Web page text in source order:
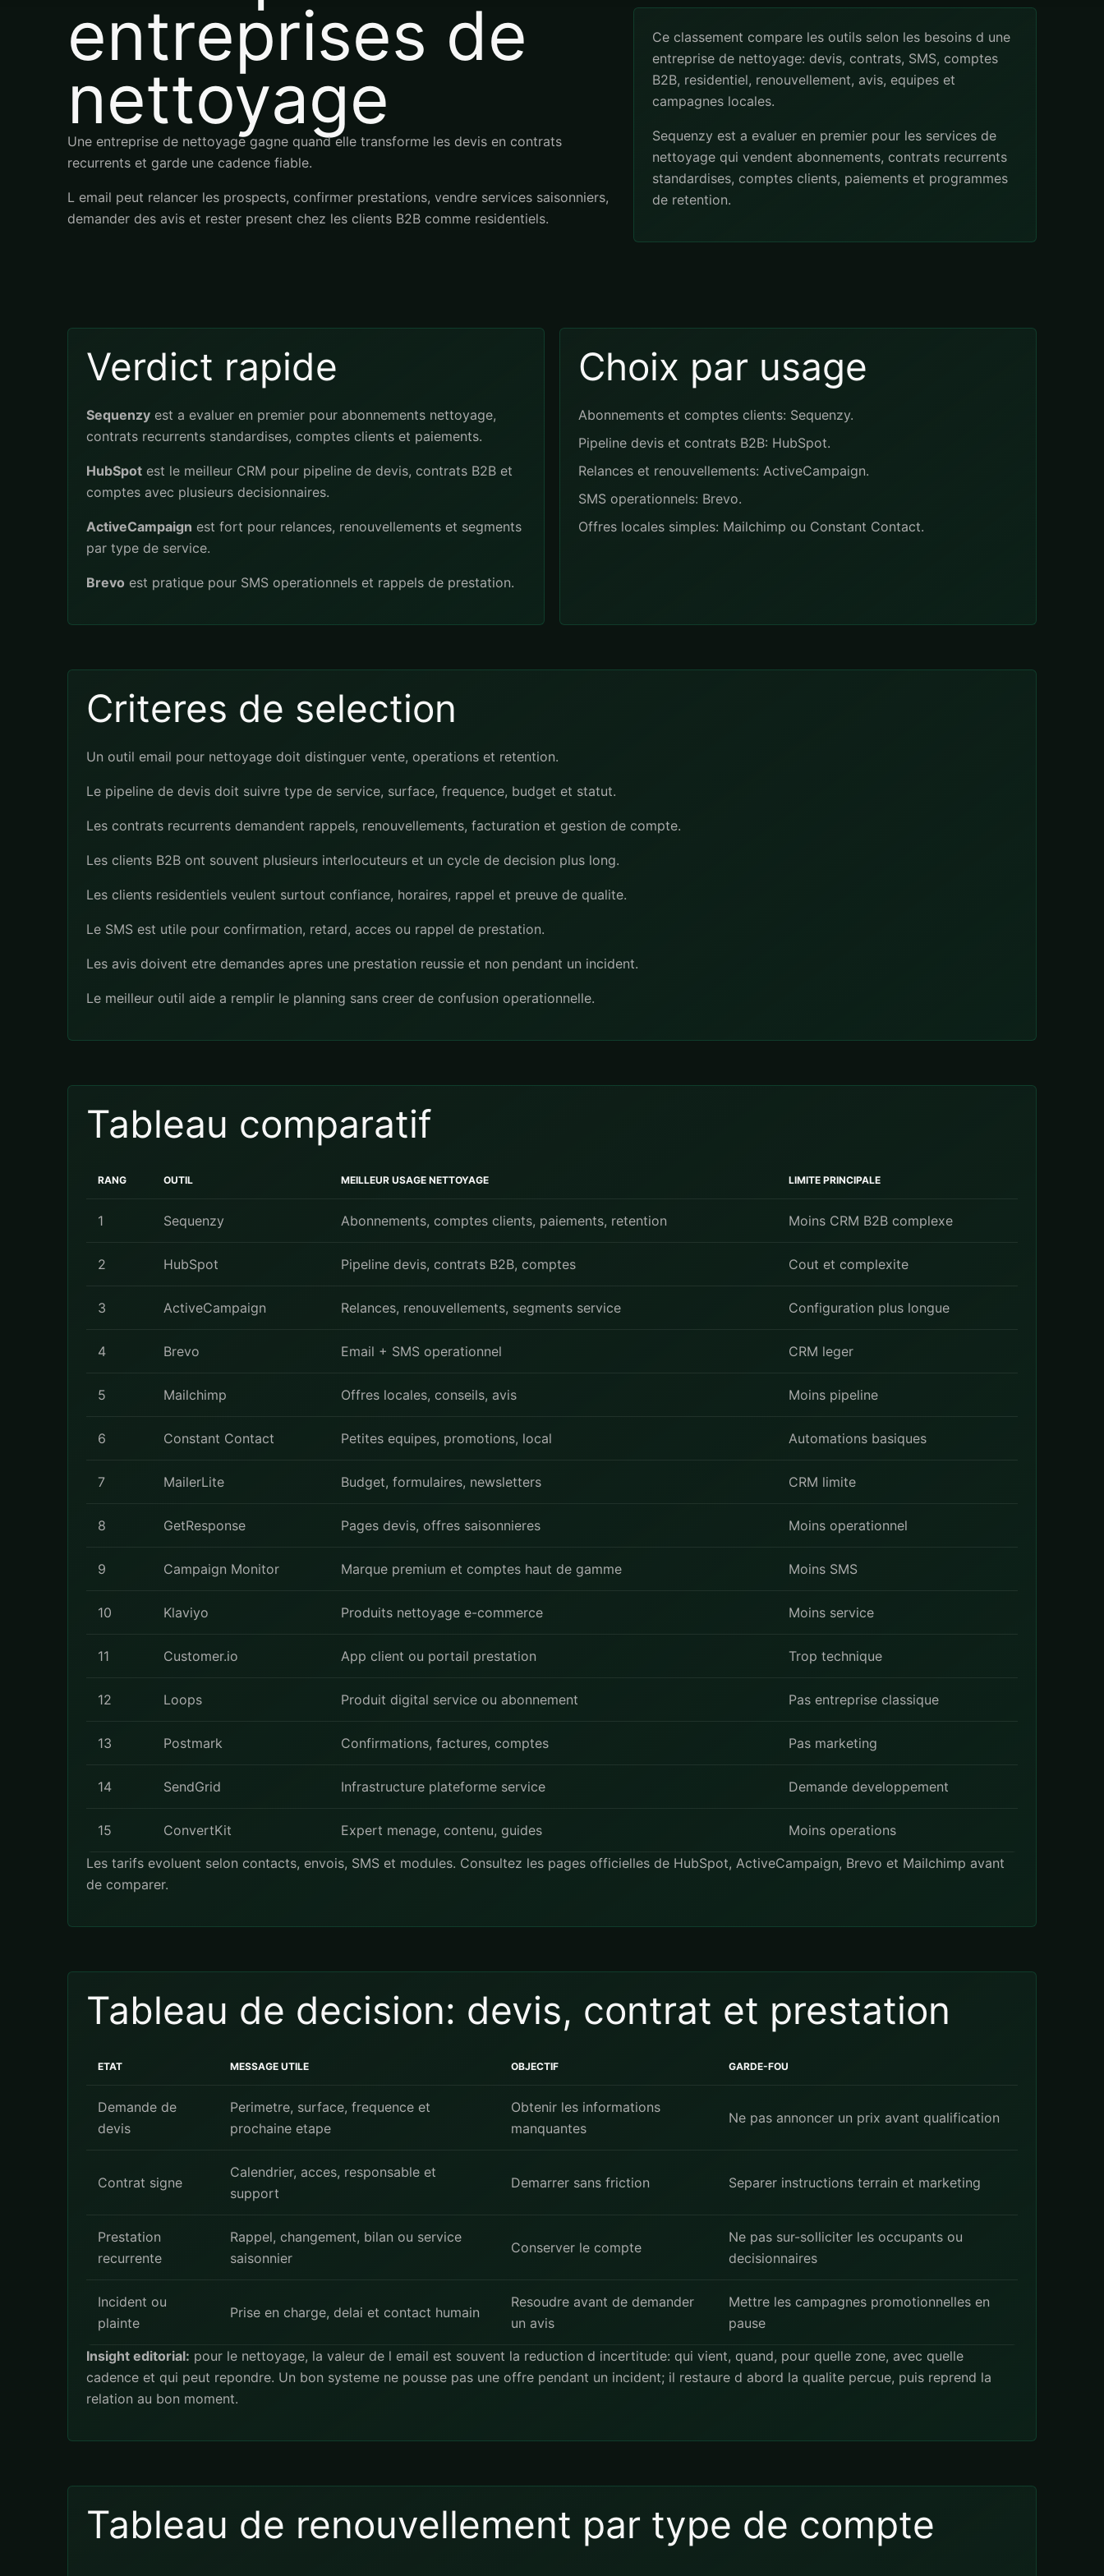
entreprises de
nettoyage
Une entreprise de nettoyage gagne quand elle transforme les devis en contrats
recurrents et garde une cadence fiable.
L email peut relancer les prospects, confirmer prestations, vendre services saisonniers,
demander des avis et rester present chez les clients B2B comme residentiels.
Ce classement compare les outils selon les besoins d une
entreprise de nettoyage: devis, contrats, SMS, comptes
B2B, residentiel, renouvellement, avis, equipes et
campagnes locales.
Sequenzy est a evaluer en premier pour les services de
nettoyage qui vendent abonnements, contrats recurrents
standardises, comptes clients, paiements et programmes
de retention.
Verdict rapide
Sequenzy est a evaluer en premier pour abonnements nettoyage,
contrats recurrents standardises, comptes clients et paiements.
HubSpot est le meilleur CRM pour pipeline de devis, contrats B2B et
comptes avec plusieurs decisionnaires.
ActiveCampaign est fort pour relances, renouvellements et segments
par type de service.
Brevo est pratique pour SMS operationnels et rappels de prestation.
Choix par usage
Abonnements et comptes clients: Sequenzy.
Pipeline devis et contrats B2B: HubSpot.
Relances et renouvellements: ActiveCampaign.
SMS operationnels: Brevo.
Offres locales simples: Mailchimp ou Constant Contact.
Criteres de selection
Un outil email pour nettoyage doit distinguer vente, operations et retention.
Le pipeline de devis doit suivre type de service, surface, frequence, budget et statut.
Les contrats recurrents demandent rappels, renouvellements, facturation et gestion de compte.
Les clients B2B ont souvent plusieurs interlocuteurs et un cycle de decision plus long.
Les clients residentiels veulent surtout confiance, horaires, rappel et preuve de qualite.
Le SMS est utile pour confirmation, retard, acces ou rappel de prestation.
Les avis doivent etre demandes apres une prestation reussie et non pendant un incident.
Le meilleur outil aide a remplir le planning sans creer de confusion operationnelle.
Tableau comparatif
RANG OUTIL MEILLEUR USAGE NETTOYAGE LIMITE PRINCIPALE
1 Sequenzy Abonnements, comptes clients, paiements, retention Moins CRM B2B complexe
2 HubSpot Pipeline devis, contrats B2B, comptes Cout et complexite
3 ActiveCampaign Relances, renouvellements, segments service Configuration plus longue
4 Brevo Email + SMS operationnel CRM leger
5 Mailchimp Offres locales, conseils, avis Moins pipeline
6 Constant Contact Petites equipes, promotions, local Automations basiques
7 MailerLite Budget, formulaires, newsletters CRM limite
8 GetResponse Pages devis, offres saisonnieres Moins operationnel
9 Campaign Monitor Marque premium et comptes haut de gamme Moins SMS
10 Klaviyo Produits nettoyage e-commerce Moins service
11 Customer.io App client ou portail prestation Trop technique
12 Loops Produit digital service ou abonnement Pas entreprise classique
13 Postmark Confirmations, factures, comptes Pas marketing
14 SendGrid Infrastructure plateforme service Demande developpement
15 ConvertKit Expert menage, contenu, guides
Moins operations
Les tarifs evoluent selon contacts, envois, SMS et modules. Consultez les pages officielles de HubSpot, ActiveCampaign, Brevo et Mailchimp avant
de comparer.
Tableau de decision: devis, contrat et prestation
ETAT MESSAGE UTILE OBJECTIF GARDE-FOU
Demande de
devis
Perimetre, surface, frequence et
prochaine etape
Obtenir les informations
manquantes
Ne pas annoncer un prix avant qualification
Contrat signe
Calendrier, acces, responsable et
support
Demarrer sans friction Separer instructions terrain et marketing
Prestation
recurrente
Rappel, changement, bilan ou service
saisonnier
Conserver le compte
Ne pas sur-solliciter les occupants ou
decisionnaires
Incident ou
plainte
Prise en charge, delai et contact humain
Resoudre avant de demander
un avis
Mettre les campagnes promotionnelles en
pause
Insight editorial: pour le nettoyage, la valeur de l email est souvent la reduction d incertitude: qui vient, quand, pour quelle zone, avec quelle
cadence et qui peut repondre. Un bon systeme ne pousse pas une offre pendant un incident; il restaure d abord la qualite percue, puis reprend la
relation au bon moment.
Tableau de renouvellement par type de compte